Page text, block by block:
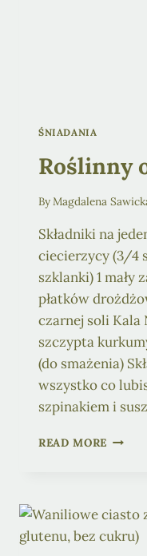
ŚNIADANIA
Roślinny
ByMagdalena
Składniki na
ciecierzycy (3/4
szklanki) 1 mały
płatków
czarnej soli Kala
szczypta
(do smażenia)
wszystko co
szpinakiem i
READ MORE